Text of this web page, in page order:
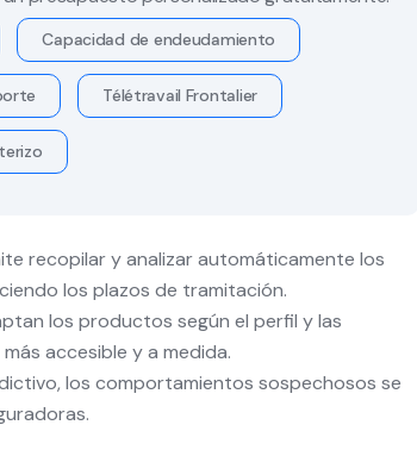
Capacidad de endeudamiento
Télétravail Frontalier
recopilar y analizar automáticamente los
los plazos de tramitación.
los productos según el perfil y las
accesible y a medida.
los comportamientos sospechosos se